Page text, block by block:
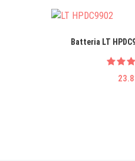
Batteria LT